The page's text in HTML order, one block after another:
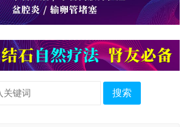
搜索